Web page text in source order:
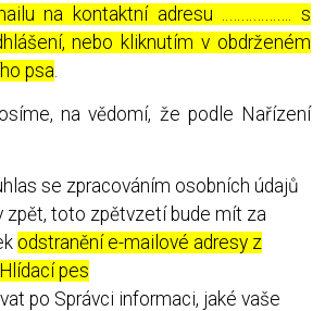
na kontaktní adresu ..……………. s
nebo kliknutím v obdrženém
psa
na vědomí, že podle Nařízení
se zpracováním osobních údajů
zpět, toto zpětvzetí bude mít za
odstranění e-mailové adresy z
pes
po Správci informaci, jaké vaše